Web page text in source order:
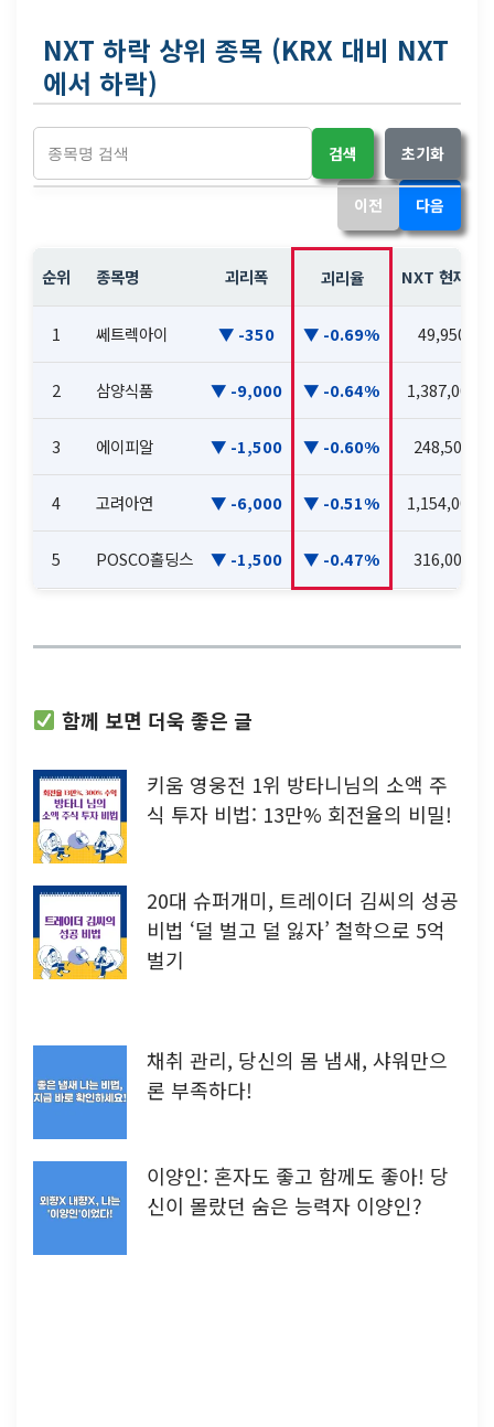
NXT 하락 상위 종목 (KRX 대비 NXT
에서 하락)
검색 초기화
이전 다음
순위 종목명 괴리폭 괴리율 NXT 현재가
1 쎄트렉아이 -350 -0.69% 49,950
2 삼양식품 -9,000 -0.64% 1,387,000
3 에이피알 -1,500 -0.60% 248,500
4 고려아연 -6,000 -0.51% 1,154,000
5 POSCO홀딩스 -1,500 -0.47% 316,000
함께 보면 더욱 좋은 글
키움 영웅전 1위 방타니님의 소액 주
식 투자 비법: 13만% 회전율의 비밀!
20대 슈퍼개미, 트레이더 김씨의 성공
비법 ‘덜 벌고 덜 잃자’ 철학으로 5억
벌기
채취 관리, 당신의 몸 냄새, 샤워만으
론 부족하다!
이양인: 혼자도 좋고 함께도 좋아! 당
신이 몰랐던 숨은 능력자 이양인?